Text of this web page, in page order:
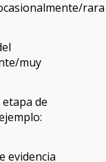
rara
muy
de
evidencia